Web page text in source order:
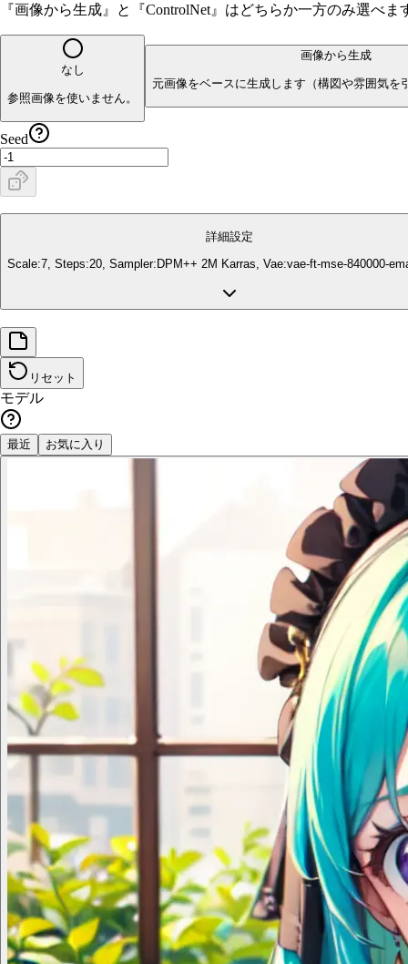
『画像から生成』と『ControlNet』はどちらか一方のみ選べ
なし
参照画像を使いません。
画像から生成
元画像をベースに生成します（構図や雰囲気を
Seed
詳細設定
Scale:7, Steps:20, Sampler: DPM++ 2M Karras, Vae:vae-ft-mse-840000-
リセット
モデル
最近 お気に入り